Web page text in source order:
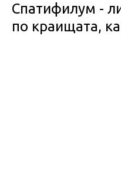
Спатифилум -
по краищата,